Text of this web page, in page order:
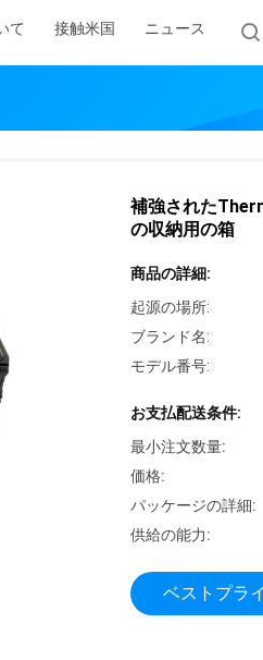
て 接触米国 ニュース
補強された
の収納用の箱
商品の詳細:
起源の場所:
ブランド名:
モデル番号:
お支払配送条件:
最小注文数量:
価格:
パッケージの詳細:
供給の能力:
ベストプラ